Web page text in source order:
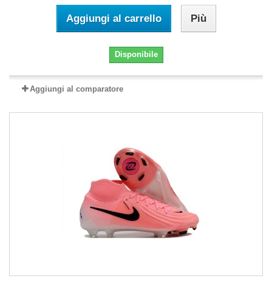
Aggiungi al carrello Più
Disponibile
Aggiungi al comparatore